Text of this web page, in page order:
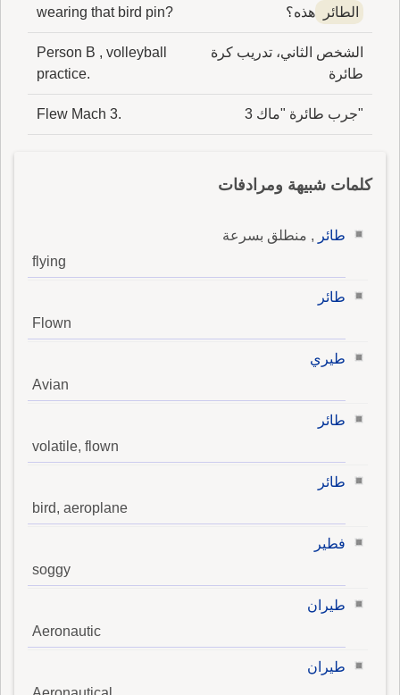
الطائر
هذه؟
wearing that bird pin?
الشخص الثاني، تدريب كرة
طائرة
Person B , volleyball
practice.
"جرب طائرة "ماك 3 Flew Mach 3.
كلمات شبيهة ومرادفات
طائر , منطلق بسرعة
flying
طائر
Flown
طيري
Avian
طائر
volatile, flown
طائر
bird, aeroplane
فطير
soggy
طيران
Aeronautic
طيران